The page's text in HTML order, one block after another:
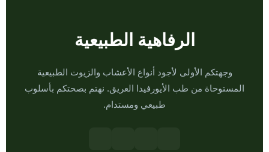
الرفاهية الطبيعية
وجهتكم الأولى لأجود أنواع الأعشاب والزيوت الطبيعية
المستوحاة من طب الأيورفيدا العريق. نهتم بصحتكم بأسلوب
طبيعي ومستدام.